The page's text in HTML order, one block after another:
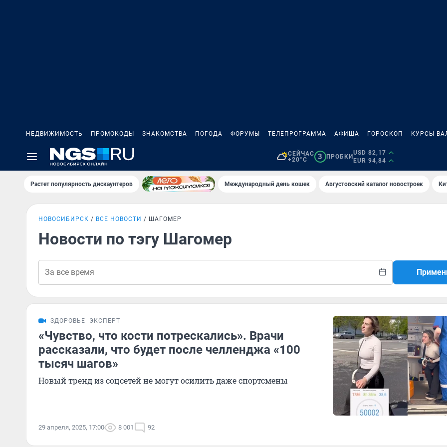
НЕДВИЖИМОСТЬ ПРОМОКОДЫ ЗНАКОМСТВА ПОГОДА ФОРУМЫ ТЕЛЕПРОГРАММА АФИША ГОРОСКОП КУРСЫ
СЕЙЧАС
+20°C
3 ПРОБКИ
USD 82,17
EUR 94,84
Растет популярность дискаунтеров Международный день кошек Августовский каталог новостроек
НОВОСИБИРСК ВСЕ НОВОСТИ ШАГОМЕР
Новости по тэгу Шагомер
ЗДОРОВЬЕ ЭКСПЕРТ
«Чувство, что кости потрескались». Врачи
рассказали, что будет после челленджа «100
тысяч шагов»
Новый тренд из соцсетей не могут осилить даже спортсмены
29 апреля, 2025, 17:00 8 001 92